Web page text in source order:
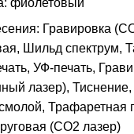
Гравировка
Шильд спектрум,
УФ-печать,
лазер),
Трафаретная
(CO2 лазер)